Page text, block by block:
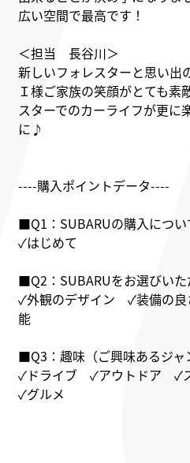
広い空間で最高です！
＜担当 長谷川＞
新しいフォレスターと思い出
Ｉ様ご家族の笑顔がとても素
スターでのカーライフが更に
に♪
----購入ポイントデータ----
■Q1：SUBARUの購入につい
✓はじめて
■Q2：SUBARUをお選びいた
✓外観のデザイン ✓装備の
能
■Q3：趣味（ご興味あるジャ
✓ドライブ ✓アウトドア ✓
✓グルメ